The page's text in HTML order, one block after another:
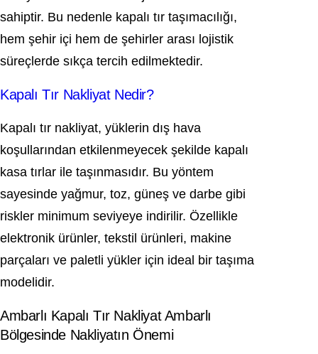
sahiptir. Bu nedenle kapalı tır taşımacılığı,
hem şehir içi hem de şehirler arası lojistik
süreçlerde sıkça tercih edilmektedir.
Kapalı Tır Nakliyat Nedir?
Kapalı tır nakliyat, yüklerin dış hava
koşullarından etkilenmeyecek şekilde kapalı
kasa tırlar ile taşınmasıdır. Bu yöntem
sayesinde yağmur, toz, güneş ve darbe gibi
riskler minimum seviyeye indirilir. Özellikle
elektronik ürünler, tekstil ürünleri, makine
parçaları ve paletli yükler için ideal bir taşıma
modelidir.
Ambarlı Kapalı Tır Nakliyat Ambarlı
Bölgesinde Nakliyatın Önemi